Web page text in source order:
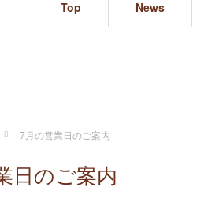
Top News
7月の営業日のご案内
日のご案内